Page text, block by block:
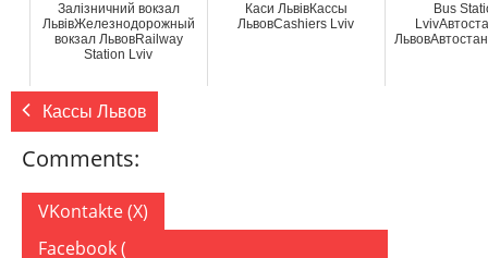
Залізничний вокзал
ЛьвівЖелезнодорожный
вокзал ЛьвовRailway
Station Lviv
Каси ЛьвівКассы
ЛьвовCashiers Lviv
Bus
Кассы Львов
Comments:
VKontakte (X)
Facebook (